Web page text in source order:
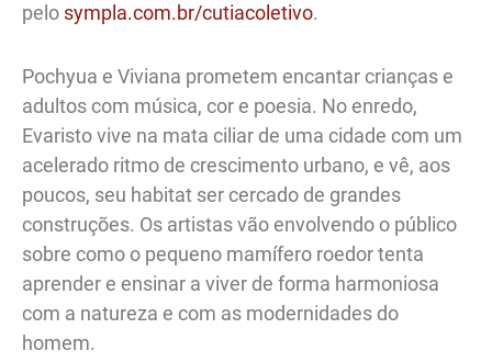
pelo sympla.com.br/cutiacoletivo.
Pochyua e Viviana prometem encantar crianças e
adultos com música, cor e poesia. No enredo,
Evaristo vive na mata ciliar de uma cidade com um
acelerado ritmo de crescimento urbano, e vê, aos
poucos, seu habitat ser cercado de grandes
construções. Os artistas vão envolvendo o público
sobre como o pequeno mamífero roedor tenta
aprender e ensinar a viver de forma harmoniosa
com a natureza e com as modernidades do
homem.